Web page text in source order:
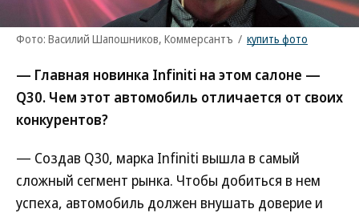
Фото: Василий Шапошников, Коммерсантъ / купить фото
— Главная новинка Infiniti на этом салоне —
Q30. Чем этот автомобиль отличается от своих
конкурентов?
— Создав Q30, марка Infiniti вышла в самый
сложный сегмент рынка. Чтобы добиться в нем
успеха, автомобиль должен внушать доверие и